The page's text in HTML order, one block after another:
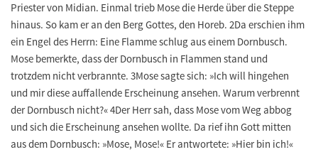
Priester von Midian. Einmal trieb Mose die Herde über die Steppe
hinaus. So kam er an den Berg Gottes, den Horeb. 2Da erschien ihm
ein Engel des Herrn: Eine Flamme schlug aus einem Dornbusch.
Mose bemerkte, dass der Dornbusch in Flammen stand und
trotzdem nicht verbrannte. 3Mose sagte sich: »Ich will hingehen
und mir diese auffallende Erscheinung ansehen. Warum verbrennt
der Dornbusch nicht?« 4Der Herr sah, dass Mose vom Weg abbog
und sich die Erscheinung ansehen wollte. Da rief ihn Gott mitten
aus dem Dornbusch: »Mose, Mose!« Er antwortete: »Hier bin ich!«